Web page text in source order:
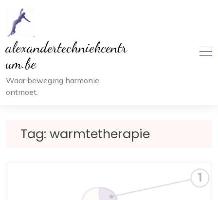
inhoud
alexandertechniekcentr
um.be
Waar beweging harmonie
ontmoet.
Tag: warmtetherapie